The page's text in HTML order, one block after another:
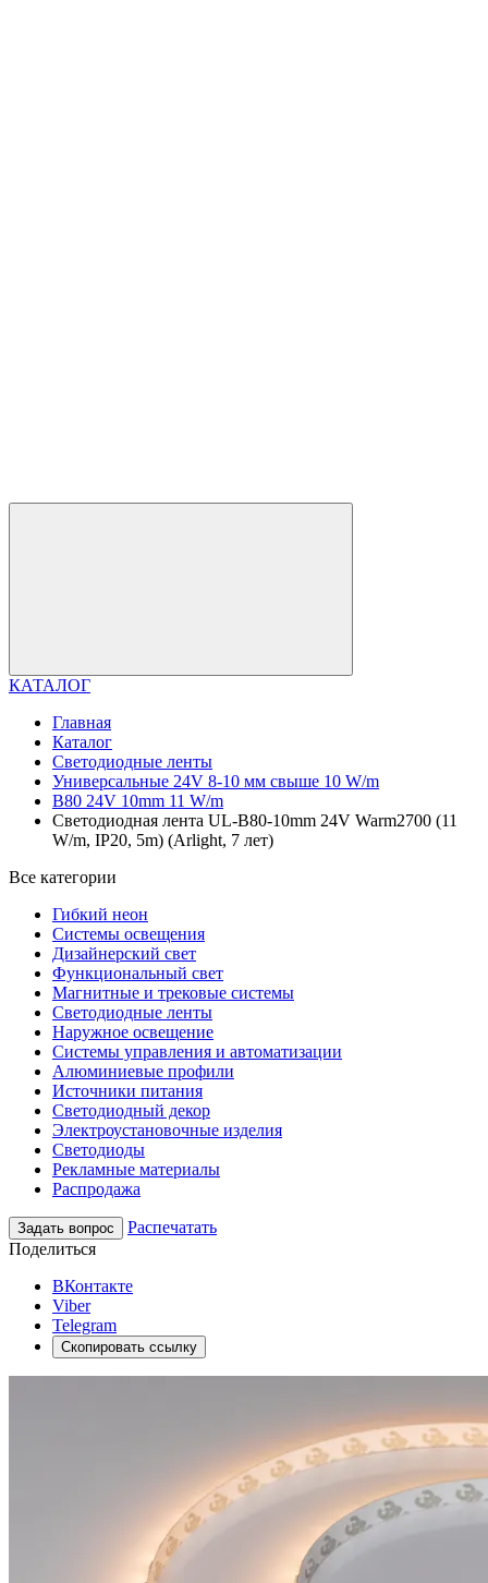
КАТАЛОГ
Главная
Каталог
Светодиодные ленты
Универсальные 24V 8-10 мм свыше 10 W/m
B80 24V 10mm 11 W/m
Светодиодная лента UL-B80-10mm 24V Warm2700 (11
W/m, IP20, 5m) (Arlight, 7 лет)
Все категории
Гибкий неон
Системы освещения
Дизайнерский свет
Функциональный свет
Магнитные и трековые системы
Светодиодные ленты
Наружное освещение
Системы управления и автоматизации
Алюминиевые профили
Источники питания
Светодиодный декор
Электроустановочные изделия
Светодиоды
Рекламные материалы
Распродажа
Задать вопрос
Распечатать
Поделиться
ВКонтакте
Viber
Telegram
Скопировать ссылку